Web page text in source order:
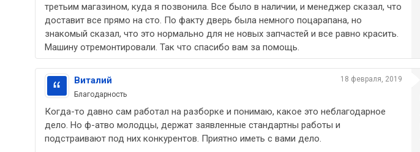
третьим магазином, куда я позвонила. Все было в наличии, и менеджер сказал, что
доставит все прямо на сто. По факту дверь была немного поцарапана, но
знакомый сказал, что это нормально для не новых запчастей и все равно красить.
Машину отремонтировали. Так что спасибо вам за помощь.
18 февраля, 2019
Виталий
Благодарность
Когда-то давно сам работал на разборке и понимаю, какое это неблагодарное
дело. Но ф-атво молодцы, держат заявленные стандартны работы и
подстраивают под них конкурентов. Приятно иметь с вами дело.